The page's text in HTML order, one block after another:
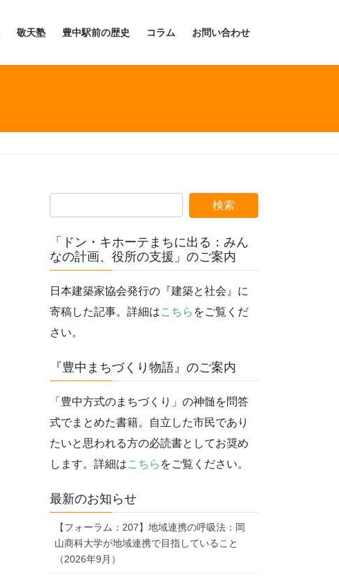
敬天塾 豊中駅前の歴史 コラム お問い合わせ
「ドン・キホーテまちに出る：みん
なの計画、役所の支援」のご案内
日本建築家協会発行の『建築と社会』に
寄稿した記事。詳細はこちら をご覧くだ
さい。
『豊中まちづくり物語』のご案内
「豊中方式のまちづくり」の神髄を問答
式でまとめた書籍。自立した市民であり
たいと思われる方の必読書としてお奨め
します。詳細はこちら をご覧ください。
最新のお知らせ
【フォーラム：207】地域連携の呼吸法：岡
山商科大学が地域連携で目指していること
（2026年9月）